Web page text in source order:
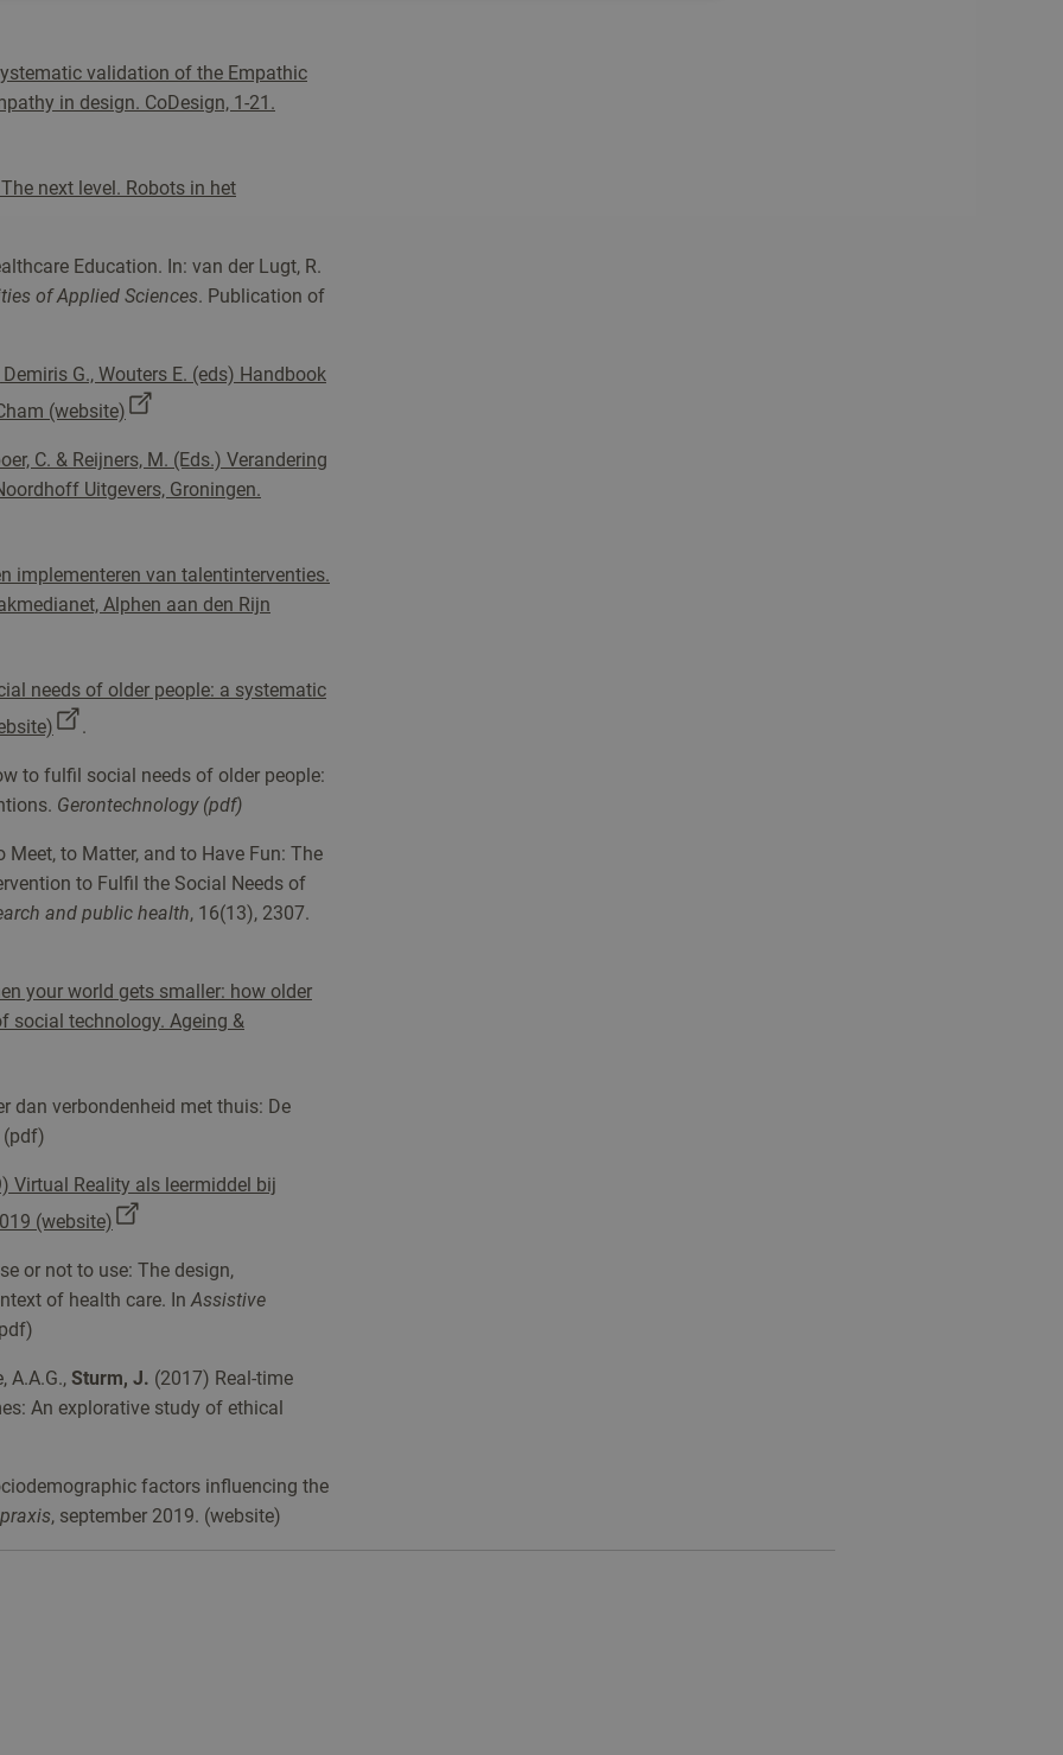
validation of the Empathic
in design. CoDesign, 1-21.
next level. Robots in het
Education. In: van der Lugt, R.
of Applied Sciences. Publication of
G., Wouters E. (eds) Handbook
(website)
C. & Reijners, M. (Eds.) Verandering
Uitgevers, Groningen.
implementeren van talentinterventies.
Alphen aan den Rijn
needs of older people: a systematic
.
to fulfil social needs of older people:
Gerontechnology (pdf)
Meet, to Matter, and to Have Fun: The
to Fulfil the Social Needs of
and public health, 16(13), 2307.
your world gets smaller: how older
social technology. Ageing &
dan verbondenheid met thuis: De
(pdf)
Virtual Reality als leermiddel bij
(website)
or not to use: The design,
of health care. InAssistive
A.A.G., Sturm, J. (2017) Real-time
An explorative study of ethical
factors influencing the
, september 2019. (website)